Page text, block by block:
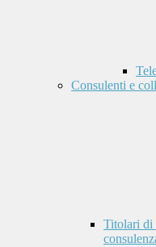
Consulenti e
Titolari di